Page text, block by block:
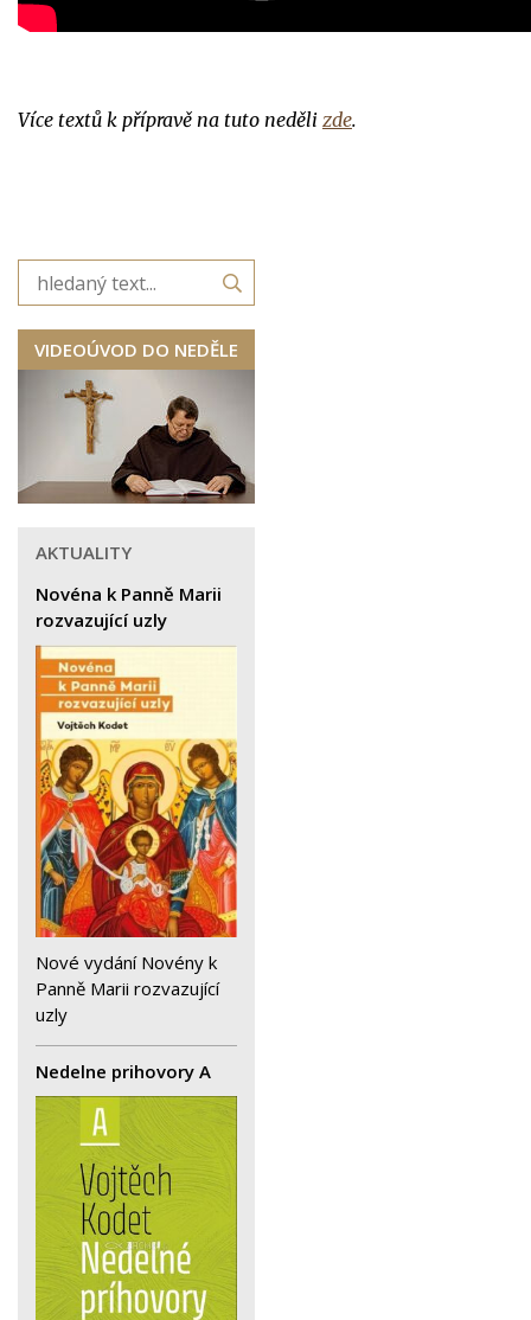
Více textů k přípravě na tuto neděli zde.
VIDEOÚVOD DO NEDĚLE
AKTUALITY
Novéna k Panně Marii
rozvazující uzly
Nové vydání Novény k
Panně Marii rozvazující
uzly
Nedelne prihovory A